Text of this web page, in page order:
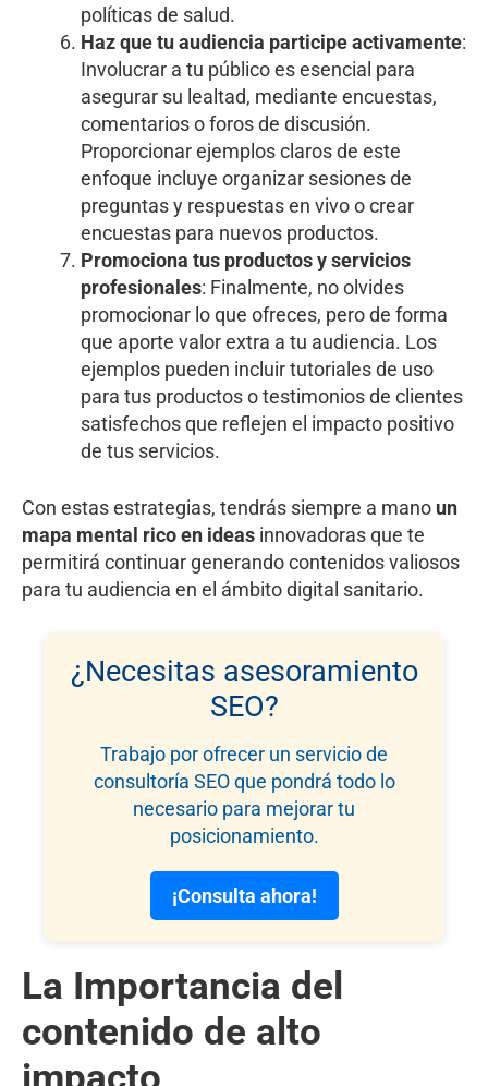
políticas de salud.
Haz que tu audiencia participe activamente:
Involucrar a tu público es esencial para
asegurar su lealtad, mediante encuestas,
comentarios o foros de discusión.
Proporcionar ejemplos claros de este
enfoque incluye organizar sesiones de
preguntas y respuestas en vivo o crear
encuestas para nuevos productos.
Promociona tus productos y servicios
profesionales: Finalmente, no olvides
promocionar lo que ofreces, pero de forma
que aporte valor extra a tu audiencia. Los
ejemplos pueden incluir tutoriales de uso
para tus productos o testimonios de clientes
satisfechos que reflejen el impacto positivo
de tus servicios.
Con estas estrategias, tendrás siempre a mano un
mapa mental rico en ideas innovadoras que te
permitirá continuar generando contenidos valiosos
para tu audiencia en el ámbito digital sanitario.
¿Necesitas asesoramiento
SEO?
Trabajo por ofrecer un servicio de
consultoría SEO que pondrá todo lo
necesario para mejorar tu
posicionamiento.
¡Consulta ahora!
La Importancia del
contenido de alto